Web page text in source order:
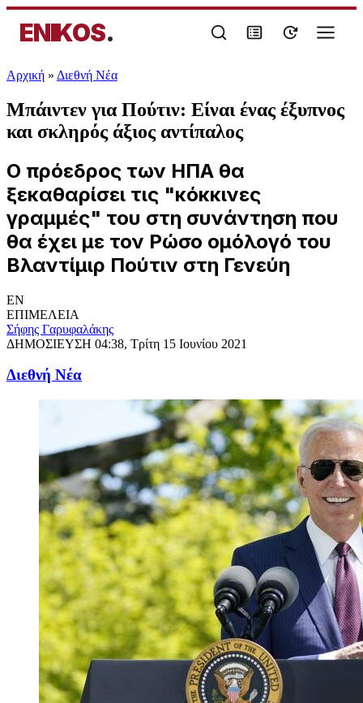
ENIKOS.
Αρχική » Διεθνή Νέα
Μπάιντεν για Πούτιν: Είναι ένας έξυπνος
και σκληρός άξιος αντίπαλος
Ο πρόεδρος των ΗΠΑ θα
ξεκαθαρίσει τις "κόκκινες
γραμμές" του στη συνάντηση που
θα έχει με τον Ρώσο ομόλογό του
Βλαντίμιρ Πούτιν στη Γενεύη
EN
ΕΠΙΜΕΛΕΙΑ
Σήφης Γαρυφαλάκης
ΔΗΜΟΣΙΕΥΣΗ 04:38, Τρίτη 15 Ιουνίου 2021
Διεθνή Νέα